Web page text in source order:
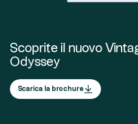
Scoprite il nuovo
Odyssey
Scarica la brochure